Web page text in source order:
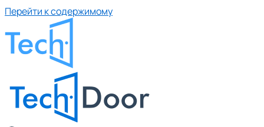
Перейти к содержимому